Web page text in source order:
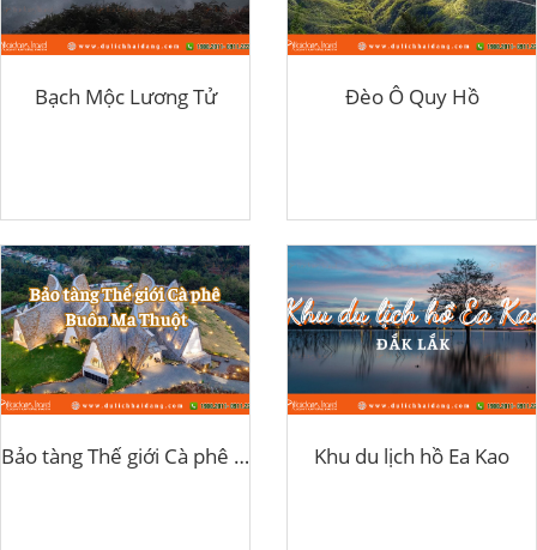
Bạch Mộc Lương Tử Đèo Ô Quy Hồ
Bảo tàng Thế giới Cà phê Buôn Ma Thuột Khu du lịch hồ Ea Kao